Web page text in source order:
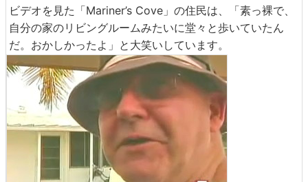
ビデオを見た「Mariner’s Cove」の住民は、「素っ裸で、
自分の家のリビングルームみたいに堂々と歩いていたん
だ。おかしかったよ」と大笑いしています。